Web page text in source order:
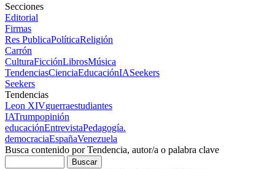
Secciones
Editorial
Firmas
Res PublicaPolíticaReligión
Carrón
CulturaFicciónLibrosMúsica
TendenciasCienciaEducaciónIASeekers
Seekers
Tendencias
Leon XIVguerraestudiantes
IATrumpopinión
educaciónEntrevistaPedagogía.
democraciaEspañaVenezuela
Busca contenido por Tendencia, autor/a o palabra clave